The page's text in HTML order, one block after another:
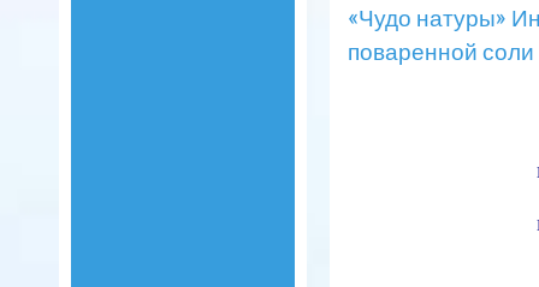
«Чудо натуры»
поваренной соли